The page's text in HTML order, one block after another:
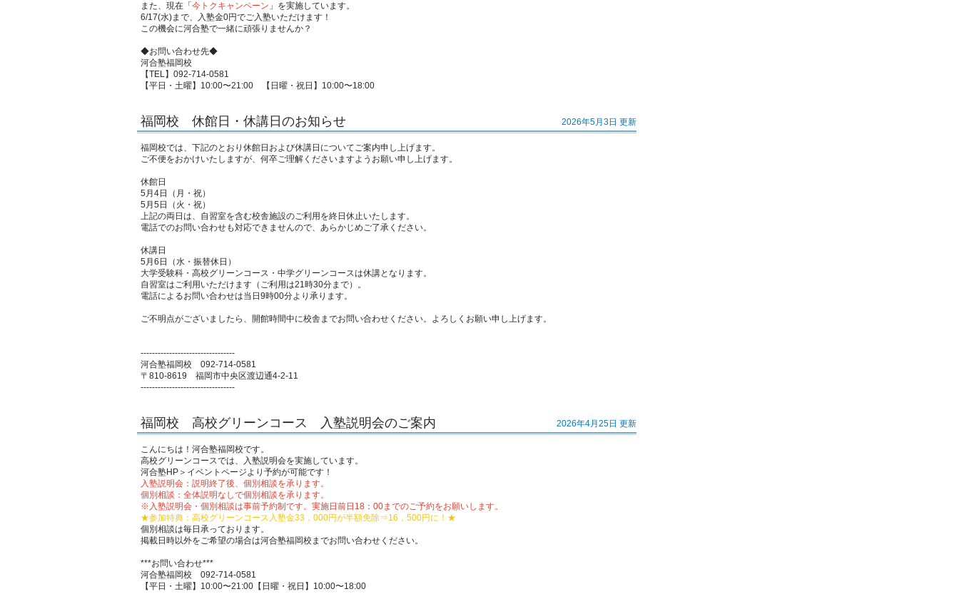
また、現在「 今トクキャンペーン 」を実施しています。
6/17(水)まで、入塾金0円でご入塾いただけます！
この機会に河合塾で一緒に頑張りませんか？
◆お問い合わせ先◆
河合塾福岡校
【TEL】092-714-0581
【平日・土曜】10:00〜21:00 【日曜・祝日】10:00〜18:00
福岡校 休館日・休講日のお知らせ 2026年5月3日 更新
福岡校では、下記のとおり休館日および休講日についてご案内申し上げます。
ご不便をおかけいたしますが、何卒ご理解くださいますようお願い申し上げます。
休館日
5月4日（月・祝）
5月5日（火・祝）
上記の両日は、自習室を含む校舎施設のご利用を終日休止いたします。
電話でのお問い合わせも対応できませんので、あらかじめご了承ください。
休講日
5月6日（水・振替休日）
大学受験科・高校グリーンコース・中学グリーンコースは休講となります。
自習室はご利用いただけます（ご利用は21時30分まで）。
電話によるお問い合わせは当日9時00分より承ります。
ご不明点がございましたら、開館時間中に校舎までお問い合わせください。よろしくお願い申し上げます。
---------------------------------
河合塾福岡校 092-714-0581
〒810-8619 福岡市中央区渡辺通4-2-11
---------------------------------
福岡校 高校グリーンコース 入塾説明会のご案内 2026年4月25日 更新
こんにちは！河合塾福岡校です。
高校グリーンコースでは、
入塾説明会を実施しています。
河合塾HP＞イベントページより予約が可能です！
入塾説明会：説明終了後、個別相談を承ります。
個別相談：全体説明なしで個別相談を承ります。
※入塾説明会・個別相談は事前予約制です。実施日前日18：00までのご予約をお願いします。
★参加特典：高校グリーンコース入塾金33，000円が半額免除⇒16，500円に！★
個別相談は毎日承っております。
掲載日時以外をご希望の場合は河合塾福岡校までお問い合わせください。
***お問い合わせ***
河合塾福岡校 092-714-0581
【平日・土曜】10:00〜21:00【日曜・祝日】10:00〜18:00